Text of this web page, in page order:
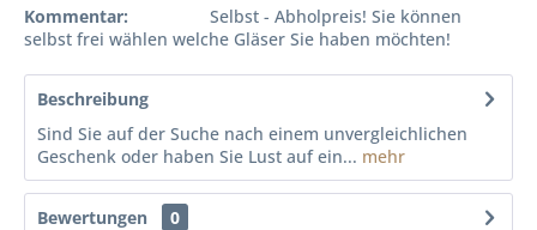
Kommentar:
Selbst - Abholpreis! Sie können
selbst frei wählen welche Gläser Sie haben möchten!
Beschreibung
Sind Sie auf der Suche nach einem unvergleichlichen
Geschenk oder haben Sie Lust auf ein... mehr
Bewertungen
0